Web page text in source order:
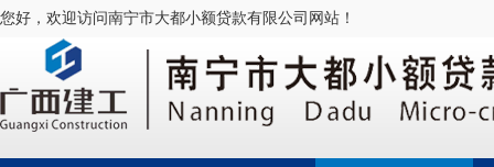
您好，欢迎访问南宁市大都小额贷款有限公司网站！